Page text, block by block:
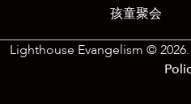
孩童聚会
Lighthouse Evangelism ©